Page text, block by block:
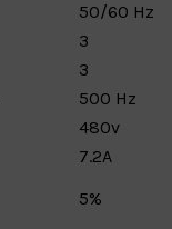
50/60 Hz
3
3
500 Hz
480v
7.2A
5%